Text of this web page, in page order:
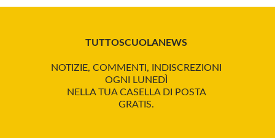
TUTTOSCUOLANEWS
NOTIZIE, COMMENTI, INDISCREZIONI
OGNI LUNEDÌ
NELLA TUA CASELLA DI POSTA
GRATIS.